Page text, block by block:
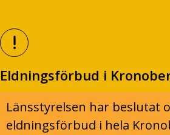
Eldningsförbud i
Länsstyrelsen har beslutat
eldningsförbud i hela